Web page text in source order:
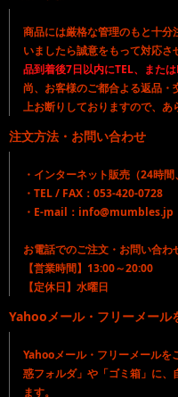
商品には厳格な管理のもと十
いましたら誠意をもって対応さ
品到着後7日以内にTEL、また
尚、お客様のご都合よる返品
上お断りしておりますので、あ
注文方法・お問い合わせ
・インターネット販売（24時間
・TEL / FAX：053-420-0728
・E-mail：info@mumbles.jp
お電話でのご注文・お問い合わ
【営業時間】13:00～20:00
【定休日】水曜日
Yahooメール・フリーメール
Yahooメール・フリーメールを
惑フォルダ」や「ゴミ箱」に、
ます。